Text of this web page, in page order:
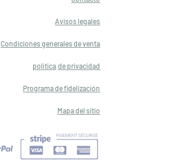
Avisos legales
Condiciones generales de venta
política de privacidad
Programa de fidelización
Mapa del sitio